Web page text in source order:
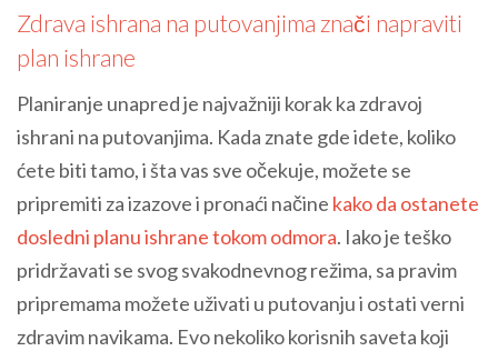
Zdrava ishrana na putovanjima znači napraviti
plan ishrane
Planiranje unapred je najvažniji korak ka zdravoj
ishrani na putovanjima. Kada znate gde idete, koliko
ćete biti tamo, i šta vas sve očekuje, možete se
pripremiti za izazove i pronaći načine kako da ostanete
dosledni planu ishrane tokom odmora. Iako je teško
pridržavati se svog svakodnevnog režima, sa pravim
pripremama možete uživati u putovanju i ostati verni
zdravim navikama. Evo nekoliko korisnih saveta koji